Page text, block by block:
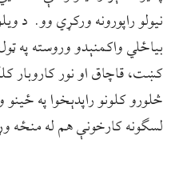
نیولو راپورونه ورکړي وو. د
بیاځلي واکمنېدو وروسته په
کښت، قاچاق او نور کاروبار
څلورو کلونو راپدېخوا په
لسګونه کارخونې هم له